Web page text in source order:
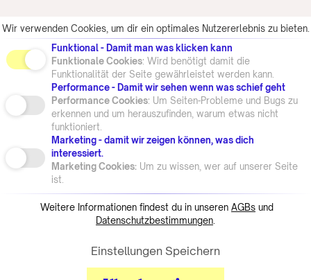
Wir verwenden Cookies, um dir ein optimales Nutzererlebnis zu bieten.
Funktional - Damit man was klicken kann
Funktionale Cookies: Wird benötigt damit die
Funktionalität der Seite gewährleistet werden kann.
Performance - Damit wir sehen wenn was schief geht
Performance Cookies: Um Seiten-Probleme und Bugs zu
erkennen und um herauszufinden, warum etwas nicht
funktioniert.
Marketing - damit wir zeigen können, was dich
interessiert.
Marketing Cookies: Um zu wissen, wer auf unserer Seite
ist.
Weitere Informationen findest du in unseren AGBs und
Datenschutzbestimmungen
Einstellungen Speichern